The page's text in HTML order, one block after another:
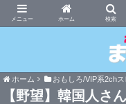
ホーム
まにゅそく
ホーム おもしろ/VIP系2ch
【野望】韓国人さ